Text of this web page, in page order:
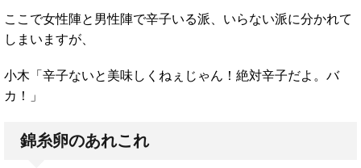
ここで女性陣と男性陣で辛子いる派、いらない派に分かれて
しまいますが、
小木「辛子ないと美味しくねぇじゃん！絶対辛子だよ。バ
カ！」
錦糸卵のあれこれ